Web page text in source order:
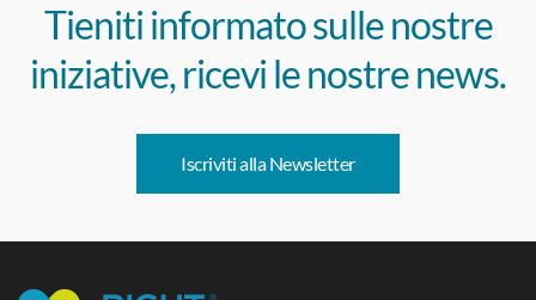
Tieniti informato sulle nostre
iniziative, ricevi le nostre news.
Iscriviti alla Newsletter